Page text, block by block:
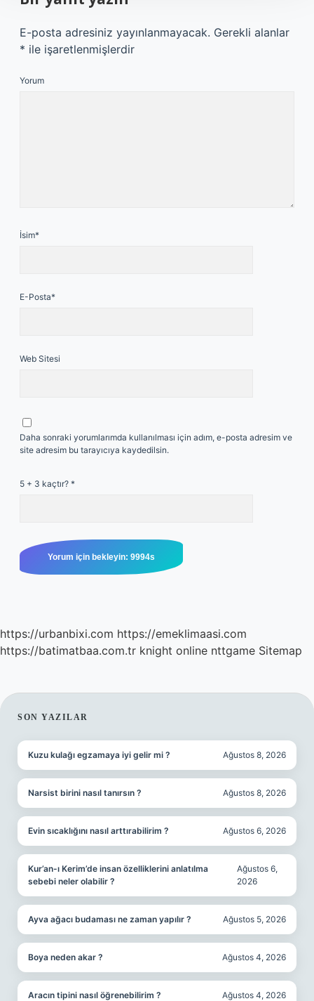
E-posta adresiniz yayınlanmayacak. Gerekli alanlar
* ile işaretlenmişlerdir
Yorum
İsim*
E-Posta*
Web Sitesi
Daha sonraki yorumlarımda kullanılması için adım, e-posta adresim ve
site adresim bu tarayıcıya kaydedilsin.
5 + 3 kaçtır? *
https://urbanbixi.com https://emeklimaasi.com
https://batimatbaa.com.tr knight online nttgame Sitemap
SIDEBAR
SON YAZILAR
Kuzu kulağı egzamaya iyi gelir mi ? Ağustos 8, 2026
Narsist birini nasıl tanırsın ? Ağustos 8, 2026
Evin sıcaklığını nasıl arttırabilirim ? Ağustos 6, 2026
Kur’an-ı Kerim’de insan özelliklerini anlatılma
sebebi neler olabilir ?
Ağustos 6,
2026
Ayva ağacı budaması ne zaman yapılır ? Ağustos 5, 2026
Boya neden akar ? Ağustos 4, 2026
Aracın tipini nasıl öğrenebilirim ? Ağustos 4, 2026